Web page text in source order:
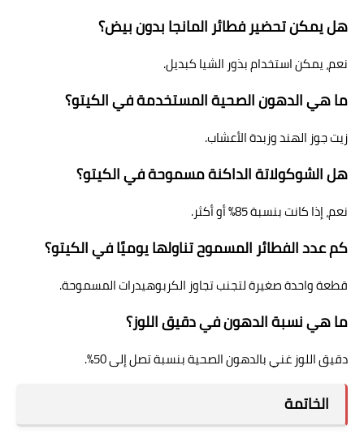
هل يمكن تحضير فطائر المانجا بدون بيض؟
نعم، يمكن استخدام بذور الشيا كبديل.
ما هي الدهون الصحية المستخدمة في الكيتو؟
زيت جوز الهند وزبدة الأعشاب.
هل الشوكولاتة الداكنة مسموحة في الكيتو؟
نعم، إذا كانت بنسبة 85% أو أكثر.
كم عدد الفطائر المسموح تناولها يوميًا في الكيتو؟
قطعة واحدة صغيرة لتجنب تجاوز الكربوهيدرات المسموحة.
ما هي نسبة الدهون في دقيق اللوز؟
دقيق اللوز غني بالدهون الصحية بنسبة تصل إلى 50%.
الخاتمة